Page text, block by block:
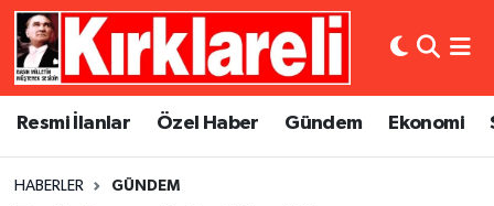
Resmi İlanlar Özel Haber Gündem Ekonomi
HABERLER GÜNDEM
Resmi İlanlar
Gündem
Asayiş
Dünya
Künye
Gizlilik Sözleşmesi
Merkez Nöbetçi Eczaneler
Merkez Trafik Yoğunluk Haritası